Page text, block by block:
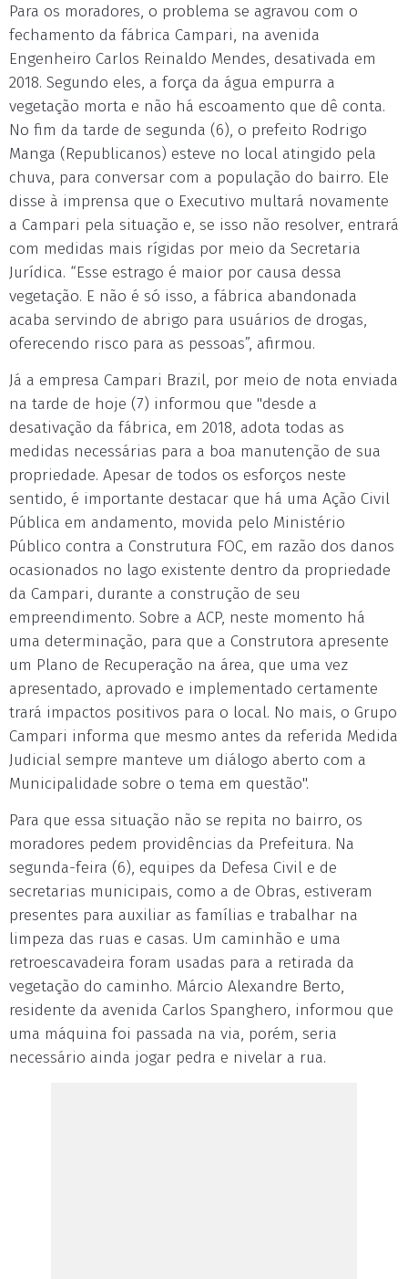
Para os moradores, o problema se agravou com o
fechamento da fábrica Campari, na avenida
Engenheiro Carlos Reinaldo Mendes, desativada em
2018. Segundo eles, a força da água empurra a
vegetação morta e não há escoamento que dê conta.
No fim da tarde de segunda (6), o prefeito Rodrigo
Manga (Republicanos) esteve no local atingido pela
chuva, para conversar com a população do bairro. Ele
disse à imprensa que o Executivo multará novamente
a Campari pela situação e, se isso não resolver, entrará
com medidas mais rígidas por meio da Secretaria
Jurídica. “Esse estrago é maior por causa dessa
vegetação. E não é só isso, a fábrica abandonada
acaba servindo de abrigo para usuários de drogas,
oferecendo risco para as pessoas”, afirmou.
Já a empresa Campari Brazil, por meio de nota enviada
na tarde de hoje (7) informou que "desde a
desativação da fábrica, em 2018, adota todas as
medidas necessárias para a boa manutenção de sua
propriedade. Apesar de todos os esforços neste
sentido, é importante destacar que há uma Ação Civil
Pública em andamento, movida pelo Ministério
Público contra a Construtura FOC, em razão dos danos
ocasionados no lago existente dentro da propriedade
da Campari, durante a construção de seu
empreendimento. Sobre a ACP, neste momento há
uma determinação, para que a Construtora apresente
um Plano de Recuperação na área, que uma vez
apresentado, aprovado e implementado certamente
trará impactos positivos para o local. No mais, o Grupo
Campari informa que mesmo antes da referida Medida
Judicial sempre manteve um diálogo aberto com a
Municipalidade sobre o tema em questão".
Para que essa situação não se repita no bairro, os
moradores pedem providências da Prefeitura. Na
segunda-feira (6), equipes da Defesa Civil e de
secretarias municipais, como a de Obras, estiveram
presentes para auxiliar as famílias e trabalhar na
limpeza das ruas e casas. Um caminhão e uma
retroescavadeira foram usadas para a retirada da
vegetação do caminho. Márcio Alexandre Berto,
residente da avenida Carlos Spanghero, informou que
uma máquina foi passada na via, porém, seria
necessário ainda jogar pedra e nivelar a rua.